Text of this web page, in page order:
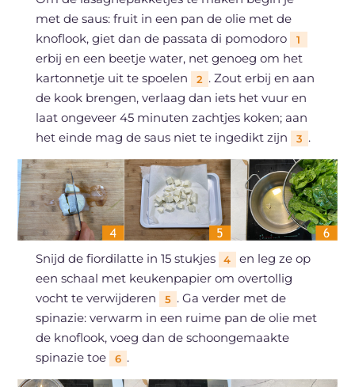
met de saus: fruit in een pan de olie met de
knoflook, giet dan de passata di pomodoro
1
erbij en een beetje water, net genoeg om het
kartonnetje uit te spoelen
2 . Zout erbij en aan
de kook brengen, verlaag dan iets het vuur en
laat ongeveer 45 minuten zachtjes koken; aan
het einde mag de saus niet te ingedikt zijn
3 .
Snijd de fiordilatte in 15 stukjes 4
en leg ze op
een schaal met keukenpapier om overtollig
vocht te verwijderen
5 . Ga verder met de
spinazie: verwarm in een ruime pan de olie met
de knoflook, voeg dan de schoongemaakte
spinazie toe
6 .